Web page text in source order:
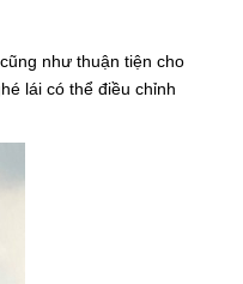
như thuận tiện cho
lái có thể điều chỉnh